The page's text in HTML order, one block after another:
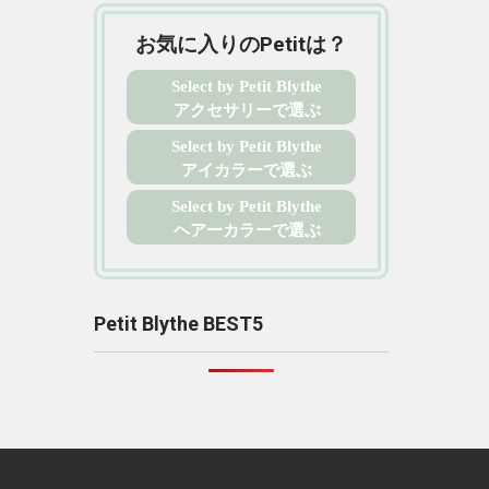
お気に入りのPetitは？
Select by Petit Blythe
アクセサリーで選ぶ
Select by Petit Blythe
アイカラーで選ぶ
Select by Petit Blythe
ヘアーカラーで選ぶ
Petit Blythe BEST5